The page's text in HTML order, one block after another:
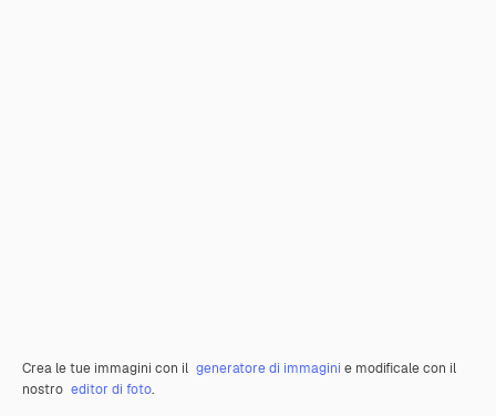
Crea le tue immagini con il generatore di immagini e modificale con il
nostro editor di foto.